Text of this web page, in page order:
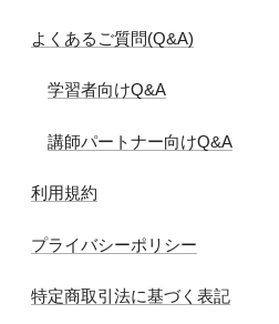
よくあるご質問(Q&A)
学習者向けQ&A
講師パートナー向けQ&A
利用規約
プライバシーポリシー
特定商取引法に基づく表記